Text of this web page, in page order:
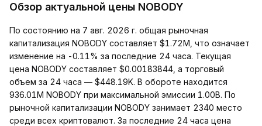
Обзор актуальной цены NOBODY
По состоянию на 7 авг. 2026 г. общая рыночная
капитализация NOBODY составляет $1.72M, что означает
изменение на -0.11% за последние 24 часа. Текущая
цена NOBODY составляет $0.00183844, а торговый
объем за 24 часа — $448.19K. В обороте находится
936.01M NOBODY при максимальной эмиссии 1.00B. По
рыночной капитализации NOBODY занимает 2340 место
среди всех криптовалют. За последние 24 часа цена